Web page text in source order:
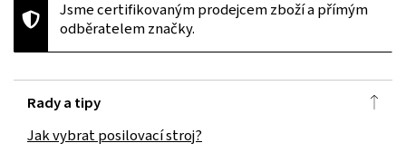
Jsme certifikovaným prodejcem zboží a přímým
odběratelem značky.
Rady a tipy
Jak vybrat posilovací stroj?